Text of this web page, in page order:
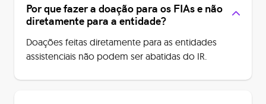
Por que fazer a doação para os FIAs e não
diretamente para a entidade?
Doações feitas diretamente para as entidades
assistenciais não podem ser abatidas do IR.